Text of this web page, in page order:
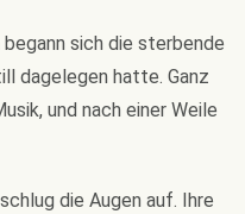
sich die sterbende
dagelegen hatte. Ganz
und nach einer Weile
die Augen auf. Ihre